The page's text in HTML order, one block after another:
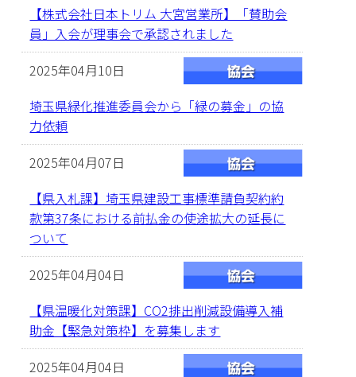
【株式会社日本トリム 大宮営業所】「賛助会
員」入会が理事会で承認されました
2025年04月10日
埼玉県緑化推進委員会から「緑の募金」の協
力依頼
2025年04月07日
【県入札課】埼玉県建設工事標準請負契約約
款第37条における前払金の使途拡大の延長に
ついて
2025年04月04日
【県温暖化対策課】CO2排出削減設備導入補
助金【緊急対策枠】を募集します
2025年04月04日